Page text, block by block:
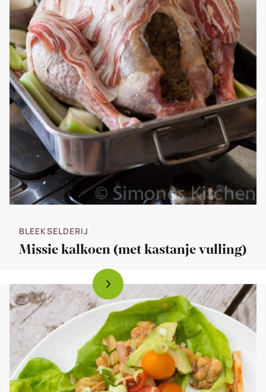
BLEEKSELDERIJ
Missie kalkoen (met kastanje vulling)